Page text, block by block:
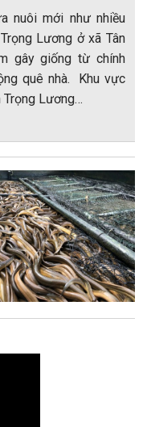
nuôi mới như nhiều
Lương ở xã Tân
gây giống từ chính
quê nhà. Khu vực
Trọng Lương…